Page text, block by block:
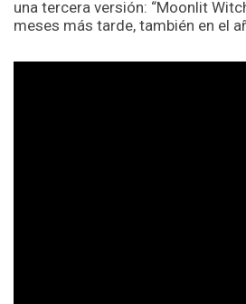
una tercera versión: “Moonlit
meses más tarde, también en el